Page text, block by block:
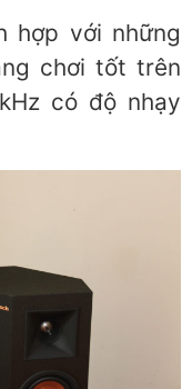
hợp với những
chơi tốt trên
có độ nhạy